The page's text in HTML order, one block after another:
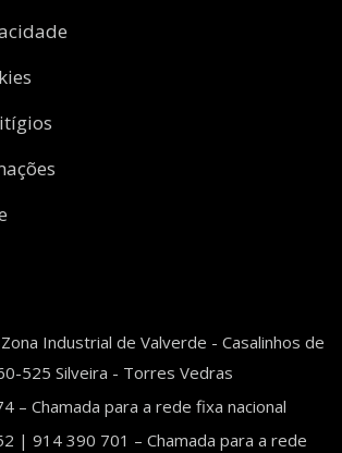
Zona Industrial de Valverde - Casalinhos de
525 Silveira - Torres Vedras
– Chamada para a rede fixa nacional
| 914 390 701 – Chamada para a rede